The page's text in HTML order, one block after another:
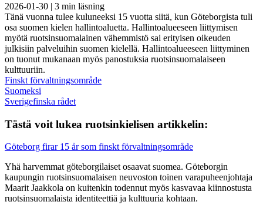
2026-01-30 | 3 min läsning
Tänä vuonna tulee kuluneeksi 15 vuotta siitä, kun Göteborgista tuli
osa suomen kielen hallintoaluetta. Hallintoalueeseen liittymisen
myötä ruotsinsuomalainen vähemmistö sai erityisen oikeuden
julkisiin palveluihin suomen kielellä. Hallintoalueeseen liittyminen
on tuonut mukanaan myös panostuksia ruotsinsuomalaiseen
kulttuuriin.
Finskt förvaltningsområde
Suomeksi
Sverigefinska rådet
Tästä voit lukea ruotsinkielisen artikkelin:
Göteborg firar 15 år som finskt förvaltningsområde
Yhä harvemmat göteborgilaiset osaavat suomea. Göteborgin
kaupungin ruotsinsuomalaisen neuvoston toinen varapuheenjohtaja
Maarit Jaakkola on kuitenkin todennut myös kasvavaa kiinnostusta
ruotsinsuomalaista identiteettiä ja kulttuuria kohtaan.